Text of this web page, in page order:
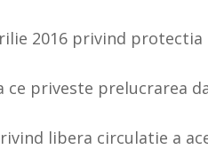
2016 privind protectia
ce priveste prelucrarea
libera circulatie a